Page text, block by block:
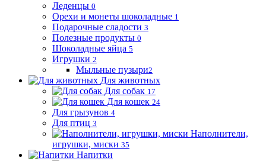
Леденцы 0
Орехи и монеты шоколадные 1
Подарочные сладости 3
Полезные продукты 0
Шоколадные яйца 5
Игрушки 2
Мыльные пузыри2
Для животных
Для собак 17
Для кошек 24
Для грызунов 4
Для птиц 3
Наполнители,
игрушки, миски 35
Напитки